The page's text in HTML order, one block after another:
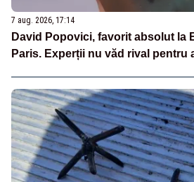
7 aug. 2026, 17:14
David Popovici, favorit absolut la
Paris. Experții nu văd rival pentru